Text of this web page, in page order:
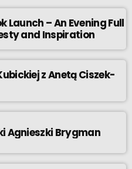
Launch – An Evening Full
and Inspiration
z Anetą Ciszek-
Agnieszki Brygman